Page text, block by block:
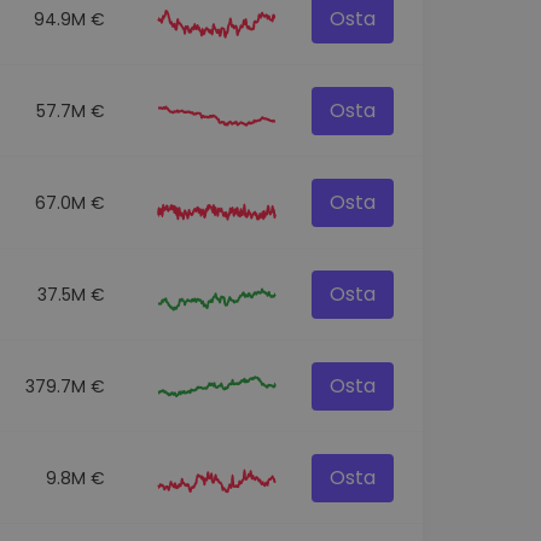
94.9M € Osta
57.7M € Osta
67.0M € Osta
37.5M € Osta
379.7M € Osta
9.8M € Osta